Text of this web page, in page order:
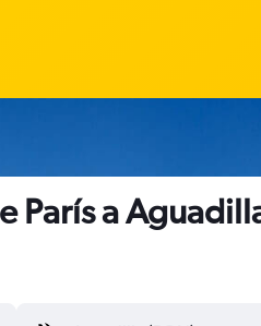
París a